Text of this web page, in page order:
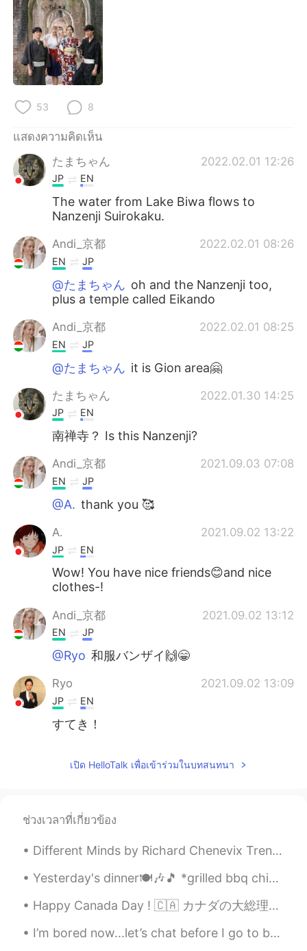
53 8
แสดงความคิดเห็น
たまちゃん
2022.02.01 12:26
JP EN
The water from Lake Biwa flows to
Nanzenji Suirokaku.
Andi_京都 2022.02.01 08:26
EN JP
@たまちゃん oh and the Nanzenji too,
plus a temple called Eikando
Andi_京都 2022.02.01 08:25
EN JP
@たまちゃん it is Gion area🤗
たまちゃん 2022.01.30 14:25
JP EN
南禅寺？ Is this Nanzenji?
Andi_京都 2021.09.03 07:08
EN JP
@A. thank you 🥰
A. 2021.09.02 13:22
JP EN
Wow! You have nice friends😊and nice
clothes-!
Andi_京都 2021.09.02 13:12
EN JP
@Ryo 和服バンザイ🙌😁
Ryo 2021.09.02 13:09
JP EN
すてき！
เปิด HelloTalk เพื่อเข้าร่วมในบทสนทนา
ช่วงเวลาที่เกี่ยวข้อง
Different Minds by Richard Chenevix Trench. SOME murmur when their sky is clear And wholly bri...
Yesterday's dinner🍽️🎶🎵 *grilled bbq chicken *macaroni & cheese *cornbread *pumpkin soup *brussel ...
Happy Canada Day ! 🇨🇦 カナダの大総理がしてる？ジャスティンビーバー…じゃなくてジャスティントルドーだ。カリスマがある人だ。(ま、ジャスティンビーバーも。😜) 実はジャ...
I’m bored now...let’s chat before I go to bed🙃. A lot of people asked me about NYC now. To be ho...